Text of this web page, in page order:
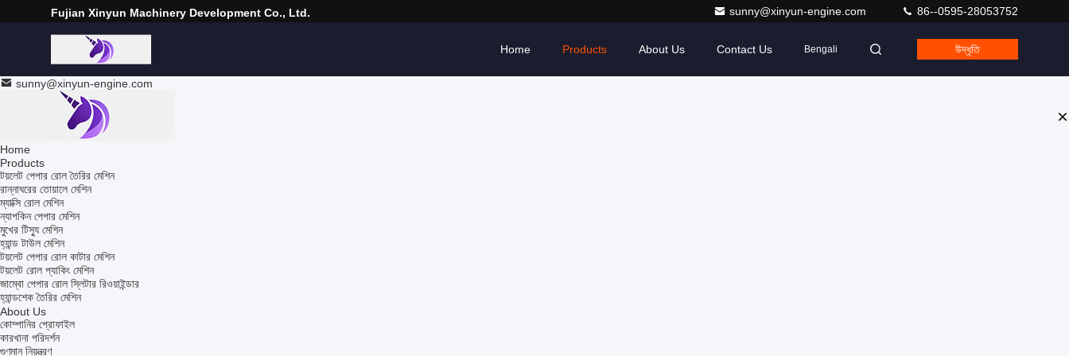
Fujian Xinyun Machinery Development Co., Ltd. sunny@xinyun-engine.com 86--0595-28053752
Home Products About Us Contact Us Bengali উদ্ধৃতি
sunny@xinyun-engine.com
Home
Products
টয়লেট পেপার রোল তৈরির মেশিন
রান্নাঘরের তোয়ালে মেশিন
ম্যাক্সি রোল মেশিন
ন্যাপকিন পেপার মেশিন
মুখের টিস্যু মেশিন
হ্যান্ড টাউল মেশিন
টয়লেট পেপার রোল কাটার মেশিন
টয়লেট রোল প্যাকিং মেশিন
জাম্বো পেপার রোল স্লিটার রিওয়াইন্ডার
হ্যান্ডশেক তৈরির মেশিন
About Us
কোম্পানির প্রোফাইল
কারখানা পরিদর্শন
গুণমান নিয়ন্ত্রণ